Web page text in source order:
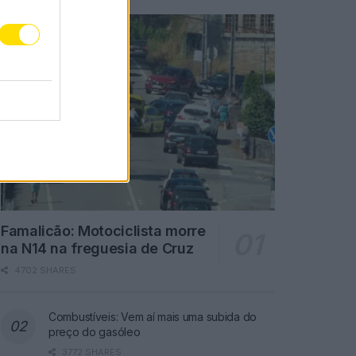
Famalicão: Motociclista morre
na N14 na freguesia de Cruz
4702 SHARES
Combustíveis: Vem aí mais uma subida do
preço do gasóleo
3772 SHARES